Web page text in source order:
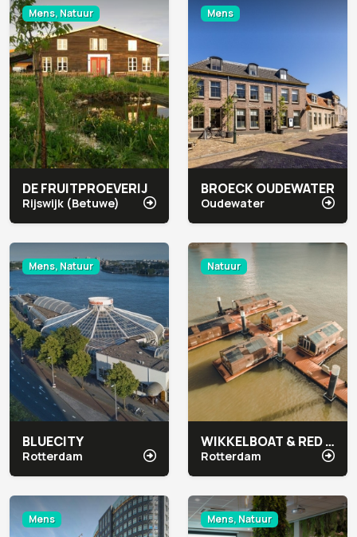
Mens, Natuur
DE FRUITPROEVERIJ
Rijswijk (Betuwe)
Mens
BROECK OUDEWATER
Oudewater
Mens, Natuur
BLUECITY
Rotterdam
Natuur
WIKKELBOAT & RED APPLE MARINA
Rotterdam
Mens Mens, Natuur